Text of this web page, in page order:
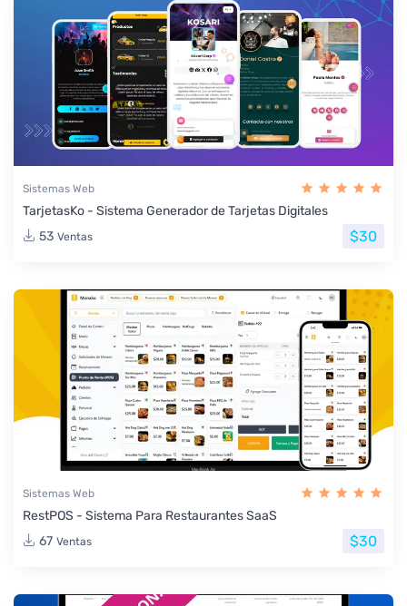
Sistemas Web
TarjetasKo - Sistema Generador de Tarjetas Digitales
53 Ventas $30
Sistemas Web
RestPOS - Sistema Para Restaurantes SaaS
67 Ventas $30